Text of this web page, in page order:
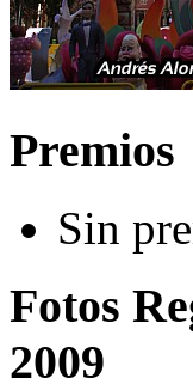
Premios
Sin
Fotos
2009